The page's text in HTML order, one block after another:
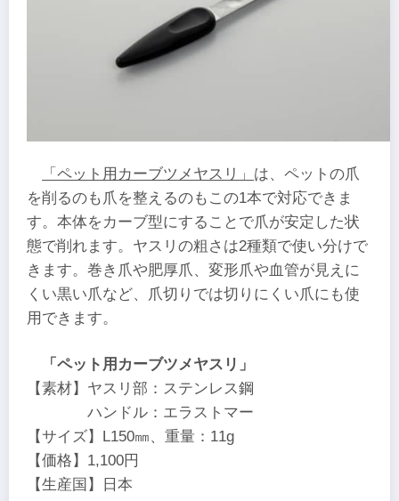
「ペット用カーブツメヤスリ」 は、ペットの爪
を削るのも爪を整えるのもこの1本で対応できま
す。本体をカーブ型にすることで爪が安定した状
態で削れます。ヤスリの粗さは2種類で使い分けで
きます。巻き爪や肥厚爪、変形爪や血管が見えに
くい黒い爪など、爪切りでは切りにくい爪にも使
用できます。
「ペット用カーブツメヤスリ」
【素材】ヤスリ部：ステンレス鋼
ハンドル：エラストマー
【サイズ】L150㎜、重量：11g
【価格】1,100円
【生産国】日本